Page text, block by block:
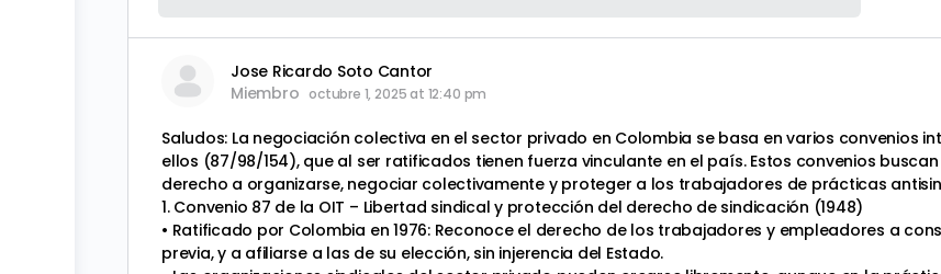
Jose Ricardo Soto Cantor
Miembro octubre 1, 2025 at 12:40 pm
Saludos: La negociación colectiva en el sector privado en Colombia se basa en varios convenios
ellos (87/98/154), que al ser ratificados tienen fuerza vinculante en el país. Estos convenios
derecho a organizarse, negociar colectivamente y proteger a los trabajadores de prácticas
1. Convenio 87 de la OIT – Libertad sindical y protección del derecho de sindicación (1948)
• Ratificado por Colombia en 1976: Reconoce el derecho de los trabajadores y empleadores a
previa, y a afiliarse a las de su elección, sin injerencia del Estado.